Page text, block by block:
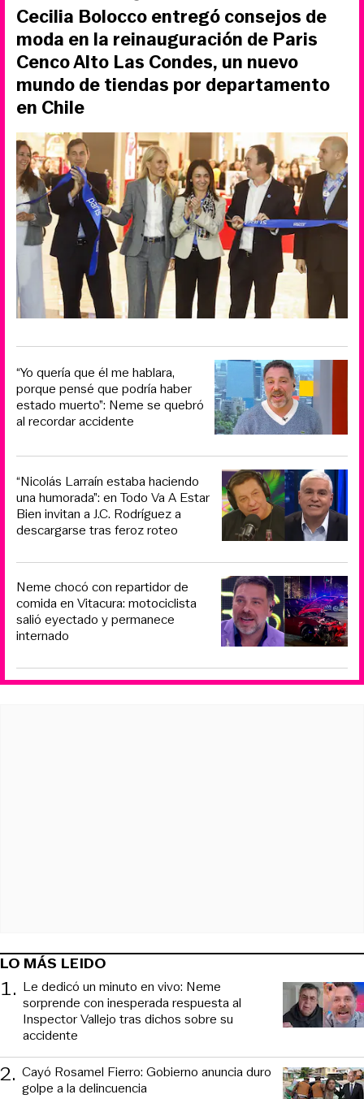
Cecilia Bolocco entregó consejos de
moda en la reinauguración de Paris
Cenco Alto Las Condes, un nuevo
mundo de tiendas por departamento
en Chile
“Yo quería que él me hablara,
porque pensé que podría haber
estado muerto”: Neme se quebró
al recordar accidente
“Nicolás Larraín estaba haciendo
una humorada”: en Todo Va A Estar
Bien invitan a J.C. Rodríguez a
descargarse tras feroz roteo
Neme chocó con repartidor de
comida en Vitacura: motociclista
salió eyectado y permanece
internado
LO MÁS LEIDO
1. Le dedicó un minuto en vivo: Neme
sorprende con inesperada respuesta al
Inspector Vallejo tras dichos sobre su
accidente
2. Cayó Rosamel Fierro: Gobierno anuncia duro
golpe a la delincuencia